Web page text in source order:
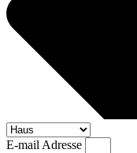
E-mail Adresse